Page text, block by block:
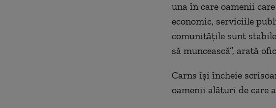
una în care oamenii
economic, serviciile
comunităţile sunt
să muncească”, arată
Carns îşi încheie
oamenii alături de care